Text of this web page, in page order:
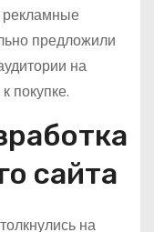
рекламные
предложили
на
покупке.
сайта
на